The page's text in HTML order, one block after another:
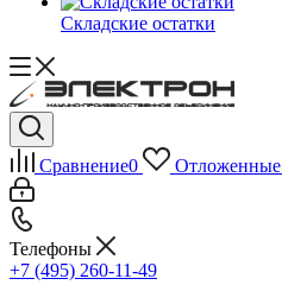
Складские остатки
Сравнение0 Отложенные
Телефоны
+7 (495) 260-11-49